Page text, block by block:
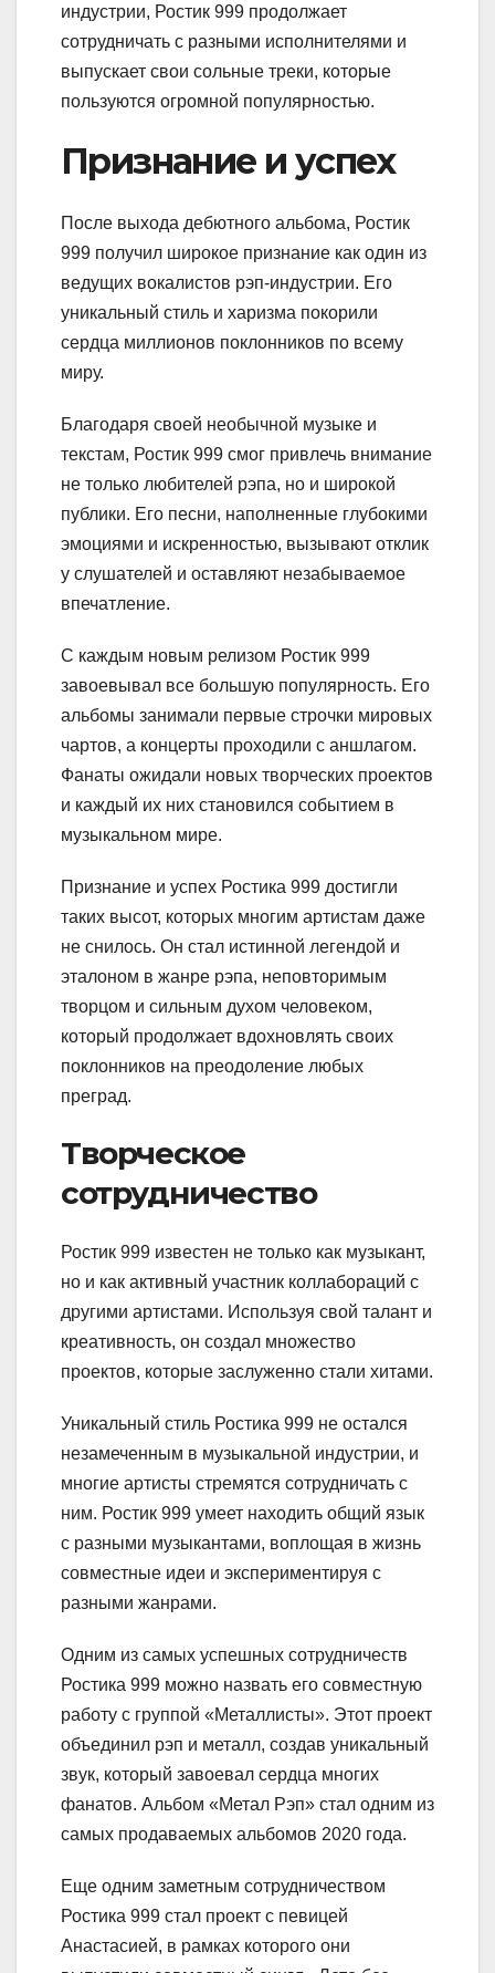
индустрии, Ростик 999 продолжает
сотрудничать с разными исполнителями и
выпускает свои сольные треки, которые
пользуются огромной популярностью.
Признание и успех
После выхода дебютного альбома, Ростик
999 получил широкое признание как один из
ведущих вокалистов рэп-индустрии. Его
уникальный стиль и харизма покорили
сердца миллионов поклонников по всему
миру.
Благодаря своей необычной музыке и
текстам, Ростик 999 смог привлечь внимание
не только любителей рэпа, но и широкой
публики. Его песни, наполненные глубокими
эмоциями и искренностью, вызывают отклик
у слушателей и оставляют незабываемое
впечатление.
С каждым новым релизом Ростик 999
завоевывал все большую популярность. Его
альбомы занимали первые строчки мировых
чартов, а концерты проходили с аншлагом.
Фанаты ожидали новых творческих проектов
и каждый их них становился событием в
музыкальном мире.
Признание и успех Ростика 999 достигли
таких высот, которых многим артистам даже
не снилось. Он стал истинной легендой и
эталоном в жанре рэпа, неповторимым
творцом и сильным духом человеком,
который продолжает вдохновлять своих
поклонников на преодоление любых
преград.
Творческое
сотрудничество
Ростик 999 известен не только как музыкант,
но и как активный участник коллабораций с
другими артистами. Используя свой талант и
креативность, он создал множество
проектов, которые заслуженно стали хитами.
Уникальный стиль Ростика 999 не остался
незамеченным в музыкальной индустрии, и
многие артисты стремятся сотрудничать с
ним. Ростик 999 умеет находить общий язык
с разными музыкантами, воплощая в жизнь
совместные идеи и экспериментируя с
разными жанрами.
Одним из самых успешных сотрудничеств
Ростика 999 можно назвать его совместную
работу с группой «Металлисты». Этот проект
объединил рэп и металл, создав уникальный
звук, который завоевал сердца многих
фанатов. Альбом «Метал Рэп» стал одним из
самых продаваемых альбомов 2020 года.
Еще одним заметным сотрудничеством
Ростика 999 стал проект с певицей
Анастасией, в рамках которого они